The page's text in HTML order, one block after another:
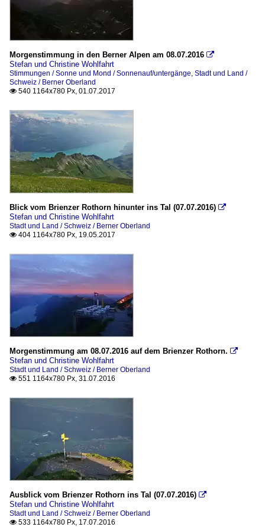
Morgenstimmung in den Berner Alpen am 08.07.2016 
Stefan und Christine Wohlfahrt
Stimmungen / Sonne und Mond / Sonnenauf/untergänge, Stadt und Land /
Schweiz / Berner Oberland
 540 1164x780 Px, 01.07.2017
Blick vom Brienzer Rothorn hinunter ins Tal (07.07.2016) 
Stefan und Christine Wohlfahrt
Stadt und Land / Schweiz / Berner Oberland
 404 1164x780 Px, 19.05.2017
Morgenstimmung am 08.07.2016 auf dem Brienzer Rothorn. 
Stefan und Christine Wohlfahrt
Stadt und Land / Schweiz / Berner Oberland
 551 1164x780 Px, 31.07.2016
Ausblick vom Brienzer Rothorn ins Tal (07.07.2016) 
Stefan und Christine Wohlfahrt
Stadt und Land / Schweiz / Berner Oberland
 533 1164x780 Px, 17.07.2016